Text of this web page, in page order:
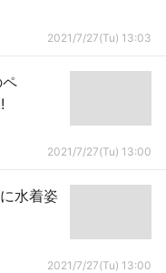
2021/7/27(Tu) 13:03
ペ
2021/7/27(Tu) 13:00
水着姿
2021/7/27(Tu) 13:00